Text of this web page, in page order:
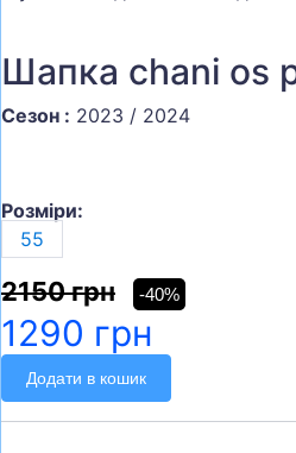
Шапка chani os
Сезон : 2023 / 2024
Розміри:
55
2150 грн -40%
1290 грн
Додати в кошик